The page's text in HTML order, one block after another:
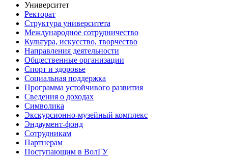
Университет
Ректорат
Структура университета
Международное сотрудничество
Культура, искусство, творчество
Направления деятельности
Общественные организации
Спорт и здоровье
Социальная поддержка
Программа устойчивого развития
Сведения о доходах
Символика
Экскурсионно-музейный комплекс
Эндаумент-фонд
Сотрудникам
Партнерам
Поступающим в ВолГУ